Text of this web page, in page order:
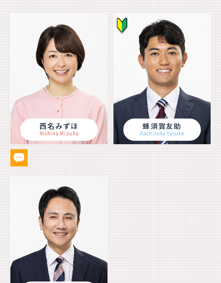
西名みずほ
Nishina Mizuho
蜂須賀友助
Hachisuka Yusuke